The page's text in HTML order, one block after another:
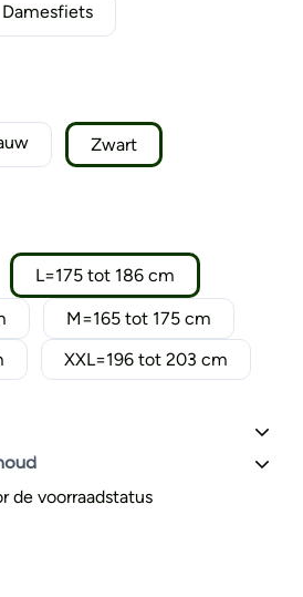
Damesfiets
Zwart
L=175 tot 186 cm
M=165 tot 175 cm
XXL=196 tot 203 cm
de voorraadstatus